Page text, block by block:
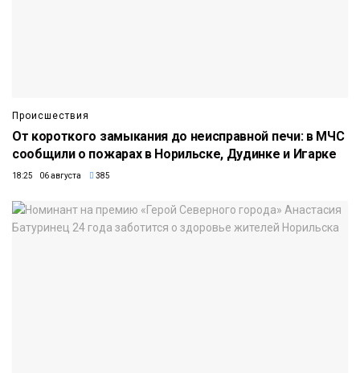
Происшествия
От короткого замыкания до неисправной печи: в МЧС
сообщили о пожарах в Норильске, Дудинке и Игарке
18:25 06 августа 385